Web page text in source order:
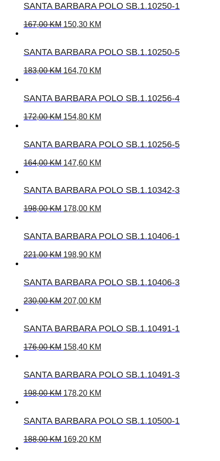
SANTA BARBARA POLO SB.1.10250-1
167,00KM 150,30 KM
SANTA BARBARA POLO SB.1.10250-5
183,00KM 164,70 KM
SANTA BARBARA POLO SB.1.10256-4
172,00KM 154,80 KM
SANTA BARBARA POLO SB.1.10256-5
164,00KM 147,60 KM
SANTA BARBARA POLO SB.1.10342-3
198,00KM 178,00 KM
SANTA BARBARA POLO SB.1.10406-1
221,00KM 198,90 KM
SANTA BARBARA POLO SB.1.10406-3
230,00KM 207,00 KM
SANTA BARBARA POLO SB.1.10491-1
176,00KM 158,40 KM
SANTA BARBARA POLO SB.1.10491-3
198,00KM 178,20 KM
SANTA BARBARA POLO SB.1.10500-1
188,00KM 169,20 KM